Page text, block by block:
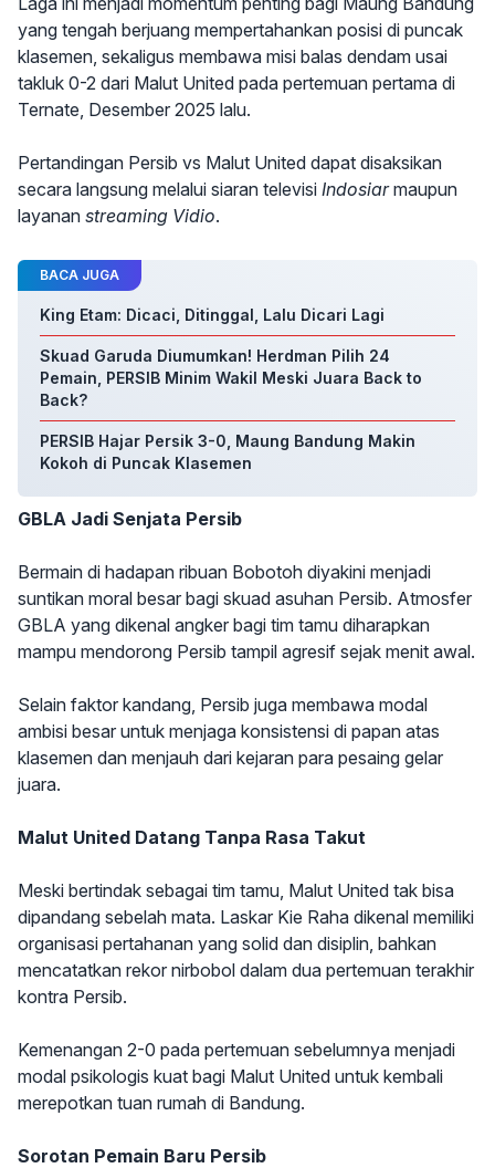
yang tengah berjuang mempertahankan posisi di puncak
klasemen, sekaligus membawa misi balas dendam usai
takluk 0-2 dari Malut United pada pertemuan pertama di
Ternate, Desember 2025 lalu.
Pertandingan Persib vs Malut United dapat disaksikan
secara langsung melalui siaran televisi Indosiarmaupun
layanan streaming Vidio.
BACA JUGA
King Etam: Dicaci, Ditinggal, Lalu Dicari Lagi
Skuad Garuda Diumumkan! Herdman Pilih 24
Pemain, PERSIB Minim Wakil Meski Juara Back to
Back?
PERSIB Hajar Persik 3-0, Maung Bandung Makin
Kokoh di Puncak Klasemen
GBLA Jadi Senjata Persib
Bermain di hadapan ribuan Bobotoh diyakini menjadi
suntikan moral besar bagi skuad asuhan Persib. Atmosfer
GBLA yang dikenal angker bagi tim tamu diharapkan
mampu mendorong Persib tampil agresif sejak menit awal.
Selain faktor kandang, Persib juga membawa modal
ambisi besar untuk menjaga konsistensi di papan atas
klasemen dan menjauh dari kejaran para pesaing gelar
juara.
Malut United Datang Tanpa Rasa Takut
Meski bertindak sebagai tim tamu, Malut United tak bisa
dipandang sebelah mata. Laskar Kie Raha dikenal memiliki
organisasi pertahanan yang solid dan disiplin, bahkan
mencatatkan rekor nirbobol dalam dua pertemuan terakhir
kontra Persib.
Kemenangan 2-0 pada pertemuan sebelumnya menjadi
modal psikologis kuat bagi Malut United untuk kembali
merepotkan tuan rumah di Bandung.
Sorotan Pemain Baru Persib